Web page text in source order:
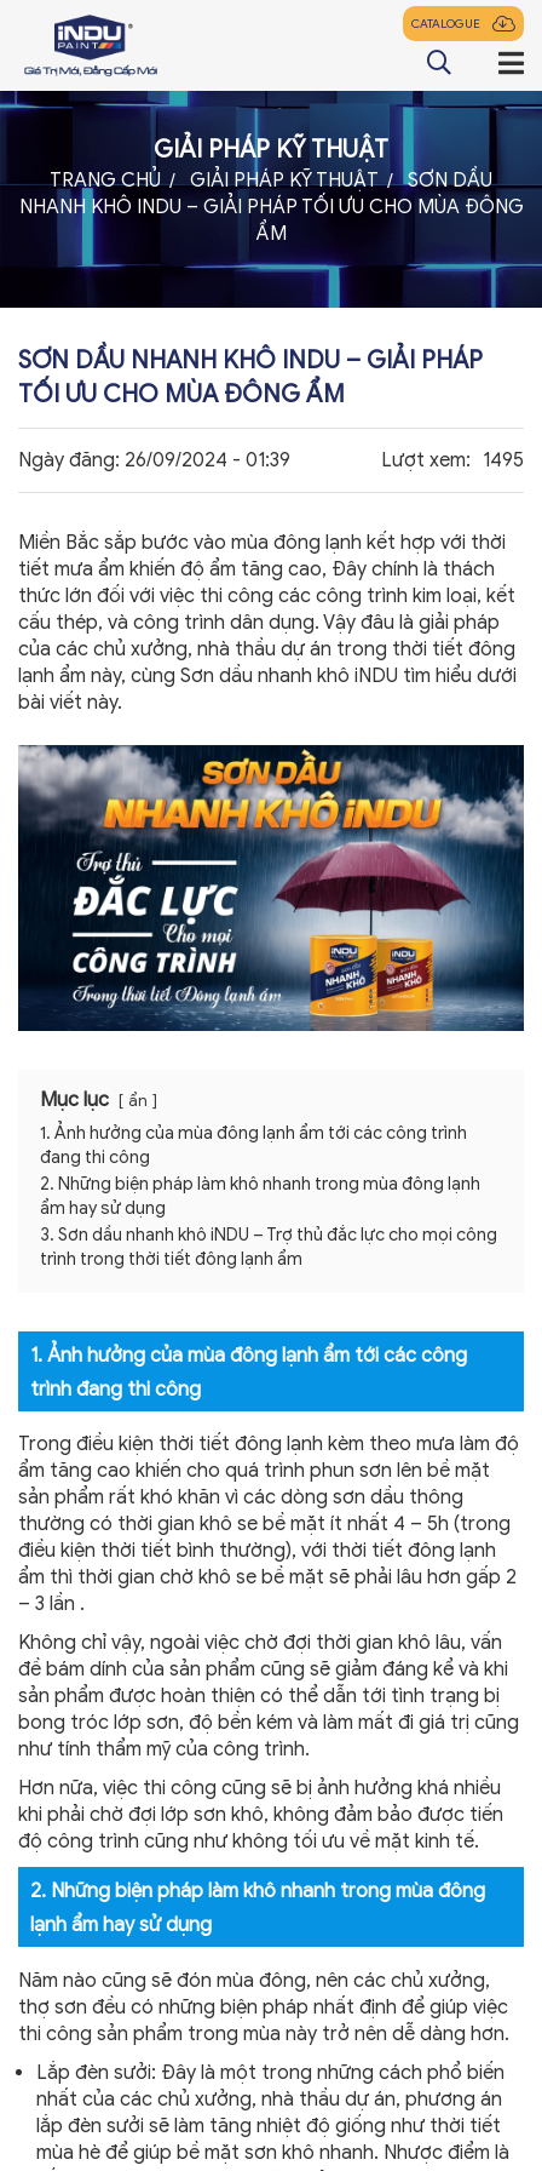
GIỚI THIỆU
SẢN PHẨM
ĐẠI LÝ
TIN TỨC
z
CATALOGUE
TRANG CHỦ GIẢI PHÁP KỸ THUẬT
SƠN DẦU
NHANH KHÔ INDU – GIẢI PHÁP TỐI ƯU CHO MÙA ĐÔNG
ẨM
GIẢI PHÁP KỸ THUẬT
SƠN DẦU NHANH KHÔ INDU – GIẢI PHÁP
TỐI ƯU CHO MÙA ĐÔNG ẨM
Ngày đăng: 26/09/2024 - 01:39 Lượt xem: 1495
Miền Bắc sắp bước vào mùa đông lạnh kết hợp với thời
tiết mưa ẩm khiến độ ẩm tăng cao, Đây chính là thách
thức lớn đối với việc thi công các công trình kim loại, kết
cấu thép, và công trình dân dụng. Vậy đâu là giải pháp
của các chủ xưởng, nhà thầu dự án trong thời tiết đông
lạnh ẩm này, cùng Sơn dầu nhanh khô iNDU tìm hiểu dưới
bài viết này.
Mục lục ẩn
1. Ảnh hưởng của mùa đông lạnh ẩm tới các công trình
đang thi công
2. Những biện pháp làm khô nhanh trong mùa đông lạnh
ẩm hay sử dụng
3. Sơn dầu nhanh khô iNDU – Trợ thủ đắc lực cho mọi công
trình trong thời tiết đông lạnh ẩm
1. Ảnh hưởng của mùa đông lạnh ẩm tới các công
trình đang thi công
Trong điều kiện thời tiết đông lạnh kèm theo mưa làm độ
ẩm tăng cao khiến cho quá trình phun sơn lên bề mặt
sản phẩm rất khó khăn vì các dòng sơn dầu thông
thường có thời gian khô se bề mặt ít nhất 4 – 5h (trong
điều kiện thời tiết bình thường), với thời tiết đông lạnh
ẩm thì thời gian chờ khô se bề mặt sẽ phải lâu hơn gấp 2
– 3 lần .
Không chỉ vậy, ngoài việc chờ đợi thời gian khô lâu, vấn
đề bám dính của sản phẩm cũng sẽ giảm đáng kể và khi
sản phẩm được hoàn thiện có thể dẫn tới tình trạng bị
bong tróc lớp sơn, độ bền kém và làm mất đi giá trị cũng
như tính thẩm mỹ của công trình.
Hơn nữa, việc thi công cũng sẽ bị ảnh hưởng khá nhiều
khi phải chờ đợi lớp sơn khô, không đảm bảo được tiến
độ công trình cũng như không tối ưu về mặt kinh tế.
2. Những biện pháp làm khô nhanh trong mùa đông
lạnh ẩm hay sử dụng
Năm nào cũng sẽ đón mùa đông, nên các chủ xưởng,
thợ sơn đều có những biện pháp nhất định để giúp việc
thi công sản phẩm trong mùa này trở nên dễ dàng hơn.
Lắp đèn sưởi: Đây là một trong những cách phổ biến
nhất của các chủ xưởng, nhà thầu dự án, phương án
lắp đèn sưởi sẽ làm tăng nhiệt độ giống như thời tiết
mùa hè để giúp bề mặt sơn khô nhanh. Nhược điểm là